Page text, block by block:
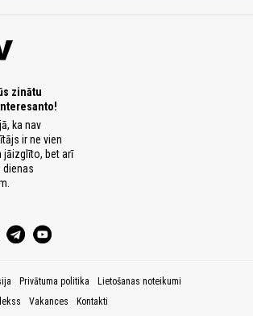
zinātu
ka nav
ir ne vien
jāizglīto, bet arī
dienas
Privātuma politika
Lietošanas noteikumi
Vakances Kontakti